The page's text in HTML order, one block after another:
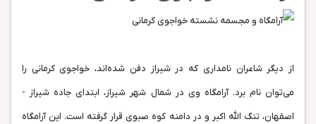
از دیگر شاعران نامداری که در شیراز دفن شده‌اند، خواجوی کرمانی را
می‌توان نام برد. آرامگاه وی در شمال شهر شیراز، ابتدای جاده‌ شیراز -
اصفهان، تنگ الله اکبر و در دامنه‌ کوه صبوی قرار گرفته است. این آرامگاه